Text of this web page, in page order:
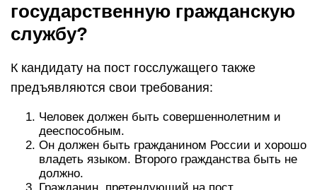
государственную гражданскую
службу?
К кандидату на пост госслужащего также
предъявляются свои требования:
Человек должен быть совершеннолетним и
дееспособным.
Он должен быть гражданином России и хорошо
владеть языком. Второго гражданства быть не
должно.